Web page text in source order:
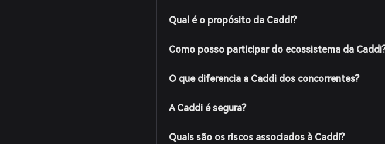
Qual é o propósito da Caddi?
Como posso participar do ecossistema da
O que diferencia a Caddi dos concorrentes?
A Caddi é segura?
Quais são os riscos associados à Caddi?